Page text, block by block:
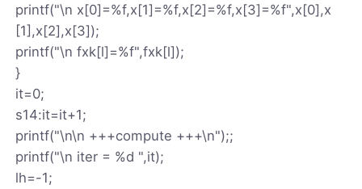
printf("\n x[0]=%f,x[1]=%f,x[2]=%f,x[3]=%f",x[0],x
[1],x[2],x[3]);
printf("\n fxk[l]=%f",fxk[l]);
}
it=0;
s14:it=it+1;
printf("\n\n +++compute +++\n");;
printf("\n iter = %d ",it);
lh=-1;